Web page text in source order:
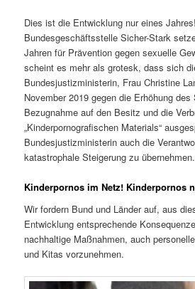
Dies ist die Entwicklung nur eines
Bundesgeschäftsstelle Sicher-Stark
Jahren für Prävention gegen sexuelle
scheint es mehr als grotesk, dass sich
Bundesjustizministerin, Frau Christine
November 2019 gegen die Erhöhung
Bezugnahme auf den Besitz und die
„Kinderpornografischen Materials“
Bundesjustizministerin auch die
katastrophale Steigerung zu übernehmen.
Kinderpornos im Netz! Kinderpornos
Wir fordern Bund und Länder auf, aus
Entwicklung entsprechende
nachhaltige Maßnahmen, auch
und Kitas vorzunehmen.